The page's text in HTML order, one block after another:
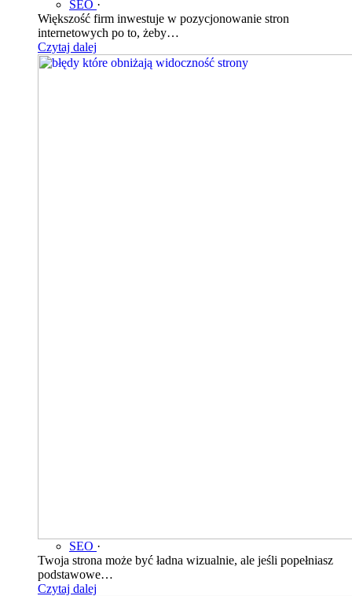
SEO ·
Większość firm inwestuje w pozycjonowanie stron
internetowych po to, żeby…
Czytaj dalej
SEO ·
Twoja strona może być ładna wizualnie, ale jeśli popełniasz
podstawowe…
Czytaj dalej